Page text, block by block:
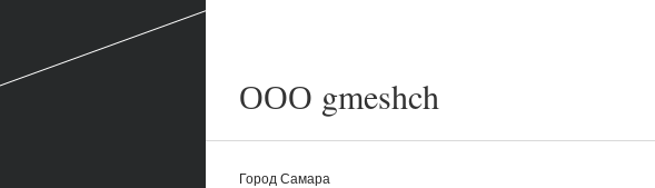
ООО gmeshch
Город Самара